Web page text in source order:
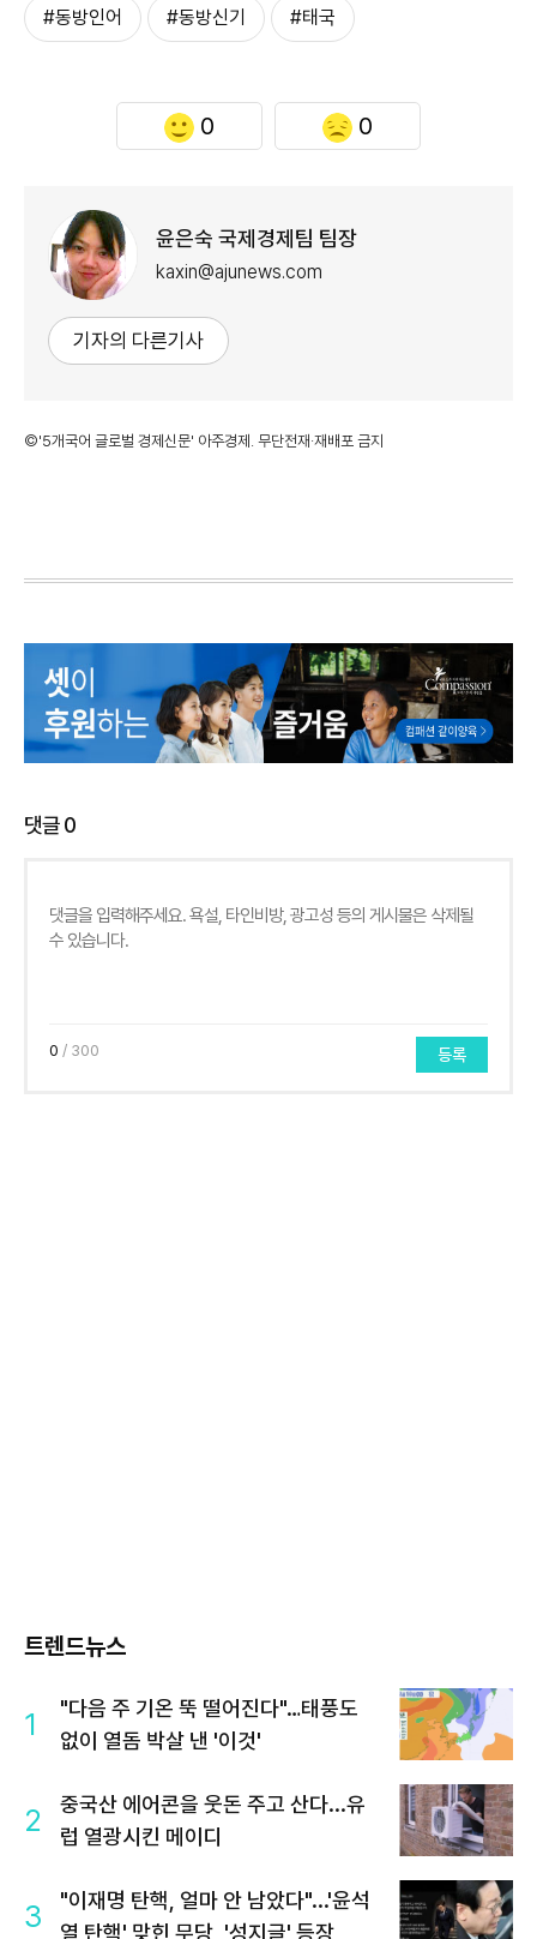
#동방인어 #동방신기 #태국
0 0
윤은숙 국제경제팀 팀장
kaxin@ajunews.com
기자의 다른기사
©'5개국어 글로벌 경제신문' 아주경제. 무단전재·재배포 금지
댓글0
0 / 300 등록
트렌드뉴스
1
"다음 주 기온 뚝 떨어진다"…태풍도
없이 열돔 박살 낸 '이것'
2
중국산 에어콘을 웃돈 주고 산다...유
럽 열광시킨 메이디
3
"이재명 탄핵, 얼마 안 남았다"...'윤석
열 탄핵' 맞힌 무당, '성지글' 등장